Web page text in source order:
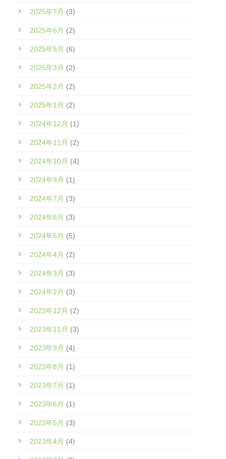
2025年7月 (3)
2025年6月 (2)
2025年5月 (6)
2025年3月 (2)
2025年2月 (2)
2025年1月 (2)
2024年12月 (1)
2024年11月 (2)
2024年10月 (4)
2024年9月 (1)
2024年7月 (3)
2024年6月 (3)
2024年5月 (5)
2024年4月 (2)
2024年3月 (3)
2024年2月 (3)
2023年12月 (2)
2023年11月 (3)
2023年9月 (4)
2023年8月 (1)
2023年7月 (1)
2023年6月 (1)
2023年5月 (3)
2023年4月 (4)